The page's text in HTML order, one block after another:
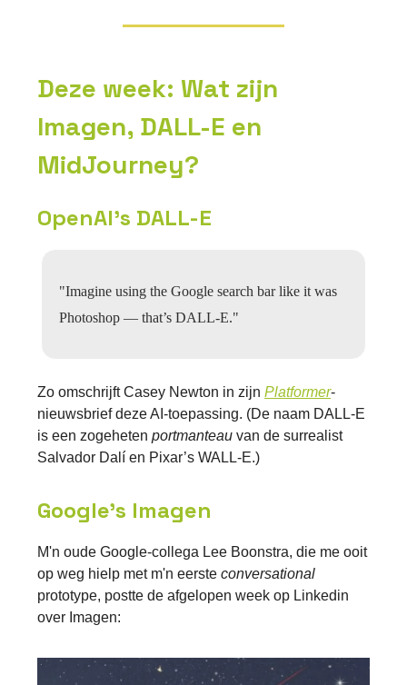
Deze week: Wat zijn
Imagen, DALL-E en
MidJourney?
OpenAI's DALL-E
"Imagine using the Google search bar like it was
Photoshop — that’s DALL-E."
Zo omschrijft Casey Newton in zijn Platformer-
nieuwsbrief deze AI-toepassing. (De naam DALL-E
is een zogeheten portmanteau van de surrealist
Salvador Dalí en Pixar’s WALL-E.)
Google's Imagen
M'n oude Google-collega Lee Boonstra, die me ooit
op weg hielp met m'n eerste conversational
prototype, postte de afgelopen week op Linkedin
over Imagen: